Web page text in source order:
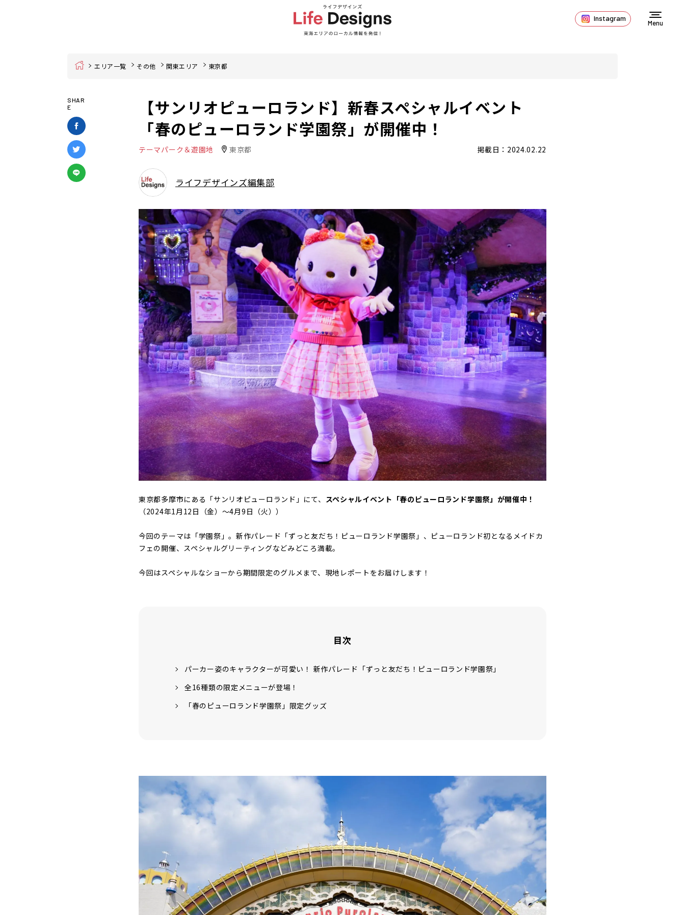
Instagram
Menu
Home エリア一覧 その他 関東エリア 東京都
SHAR
E
【サンリオピューロランド】新春スペシャルイベント
「春のピューロランド学園祭」が開催中！
テーマパーク＆遊園地 東京都 掲載日：2024.02.22
ライフデザインズ編集部
東京都多摩市にある「サンリオピューロランド」にて、 スペシャルイベント「春のピューロランド学園祭」が開催中！
（2024年1月12日（金）～4月9日（火））
今回のテーマは「学園祭」。新作パレード「ずっと友だち！ピューロランド学園祭」、ピューロランド初となるメイドカ
フェの開催、スペシャルグリーティングなどみどころ満載。
今回はスペシャルなショーから期間限定のグルメまで、現地レポートをお届けします！
目次
パーカー姿のキャラクターが可愛い！ 新作パレード「ずっと友だち！ピューロランド学園祭」
全16種類の限定メニューが登場！
「春のピューロランド学園祭」限定グッズ